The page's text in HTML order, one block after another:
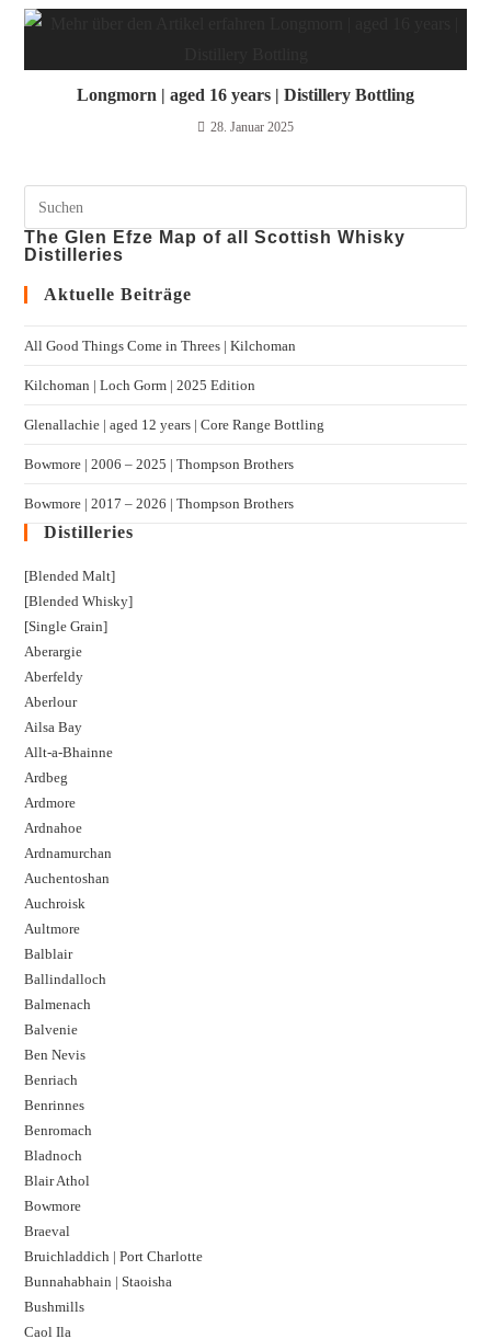
Longmorn | aged 16 years | Distillery Bottling
28. Januar 2025
The Glen Efze Map of all Scottish Whisky
Distilleries
Aktuelle Beiträge
All Good Things Come in Threes | Kilchoman
Kilchoman | Loch Gorm​ | 2025 Edition
Glenallachie | aged 12 years | Core Range Bottling
Bowmore | 2006 – 2025 | Thompson Brothers
Bowmore | 2017 – 2026 | Thompson Brothers
Distilleries
[Blended Malt]
[Blended Whisky]
[Single Grain]
Aberargie
Aberfeldy
Aberlour
Ailsa Bay
Allt-a-Bhainne
Ardbeg
Ardmore
Ardnahoe
Ardnamurchan
Auchentoshan
Auchroisk
Aultmore
Balblair
Ballindalloch
Balmenach
Balvenie
Ben Nevis
Benriach
Benrinnes
Benromach
Bladnoch
Blair Athol
Bowmore
Braeval
Bruichladdich | Port Charlotte
Bunnahabhain | Staoisha
Bushmills
Caol Ila